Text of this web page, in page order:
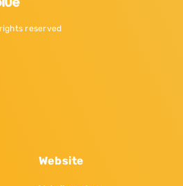
reserved
Website